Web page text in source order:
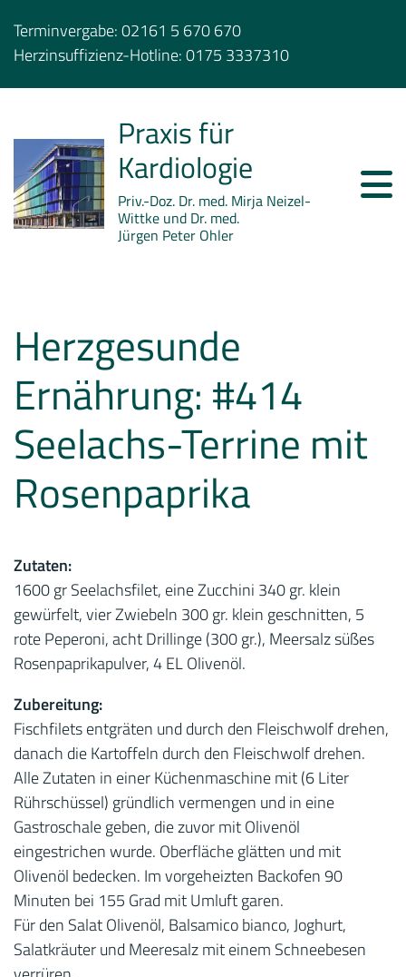
Terminvergabe:02161 5 670 670
Herzinsuffizienz-Hotline:0175 3337310
Praxis für
Kardiologie
Priv.-Doz. Dr. med. Mirja Neizel-
Wittke und Dr. med.
Jürgen Peter Ohler
Herzgesunde
Ernährung: #414
Seelachs-Terrine mit
Rosenpaprika
Zutaten:
1600 gr Seelachsfilet, eine Zucchini 340 gr. klein
gewürfelt, vier Zwiebeln 300 gr. klein geschnitten, 5
rote Peperoni, acht Drillinge (300 gr.), Meersalz süßes
Rosenpaprikapulver, 4 EL Olivenöl.
Zubereitung:
Fischfilets entgräten und durch den Fleischwolf drehen,
danach die Kartoffeln durch den Fleischwolf drehen.
Alle Zutaten in einer Küchenmaschine mit (6 Liter
Rührschüssel) gründlich vermengen und in eine
Gastroschale geben, die zuvor mit Olivenöl
eingestrichen wurde. Oberfläche glätten und mit
Olivenöl bedecken. Im vorgeheizten Backofen 90
Minuten bei 155 Grad mit Umluft garen.
Für den Salat Olivenöl, Balsamico bianco, Joghurt,
Salatkräuter und Meeresalz mit einem Schneebesen